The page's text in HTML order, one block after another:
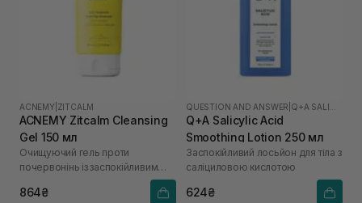
ACNEMY ZITCALM
ACNEMY Zitcalm Cleansing
Gel 150 мл
Очищуючий гель проти
почервонінь із заспокійливим
864₴
QUESTION AND ANSWER
Q+A Salicylic Acid
Smoothing Lotion 250 мл
Заспокійливий лосьйон для тіла з
саліциловою кислотою
624₴